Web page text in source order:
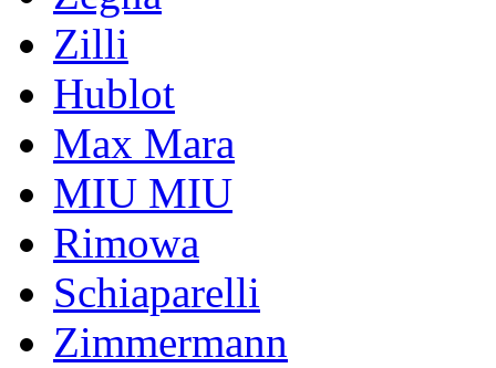
Zilli
Hublot
Max Mara
MIU MIU
Rimowa
Schiaparelli
Zimmermann